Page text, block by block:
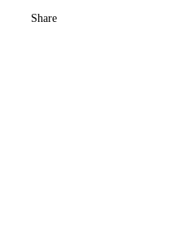
Share